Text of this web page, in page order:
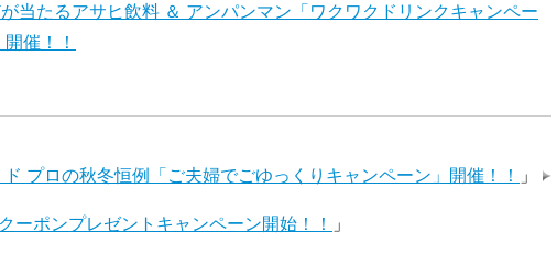
当たるアサヒ飲料 ＆ アンパンマン「ワクワクドリンクキャンペー
催！！
プロの秋冬恒例「ご夫婦でごゆっくりキャンペーン」開催！！ 」
ーポンプレゼントキャンペーン開始！！ 」